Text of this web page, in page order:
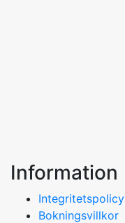
Information
Integritetspolicy
Bokningsvillkor